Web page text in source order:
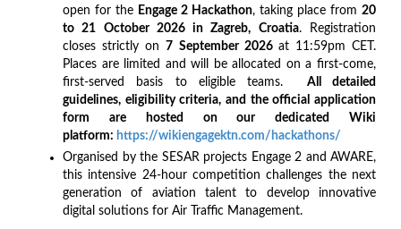
open for the Engage 2 Hackathon, taking place from 20
to 21 October 2026 in Zagreb, Croatia. Registration
closes strictly on7 September 2026 at 11:59pm CET.
Places are limited and will be allocated on a first-come,
first-served basis to eligible teams. All detailed
guidelines, eligibility criteria, and the official application
form are hosted on our dedicated Wiki
platform: https://wikiengagektn.com/hackathons/
Organised by the SESAR projects Engage 2 and AWARE,
this intensive 24-hour competition challenges the next
generation of aviation talent to develop innovative
digital solutions for Air Traffic Management.